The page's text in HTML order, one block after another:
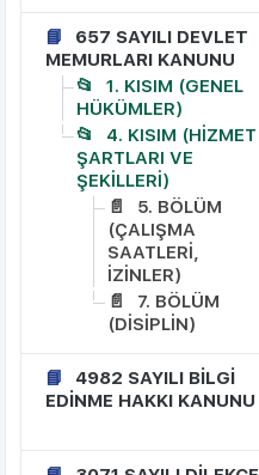
657 SAYILI DEVLET
MEMURLARI KANUNU
1. KISIM (GENEL
HÜKÜMLER)
4. KISIM (HİZMET
ŞARTLARI VE
ŞEKİLLERİ)
5. BÖLÜM
(ÇALIŞMA
SAATLERİ,
İZİNLER)
7. BÖLÜM
(DİSİPLİN)
4982 SAYILI BİLGİ
EDİNME HAKKI KANUNU